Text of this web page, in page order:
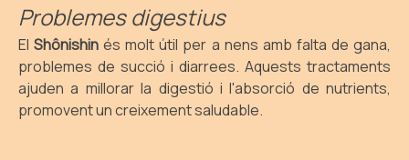
Problemes digestius
ElShônishinés molt útil per a nens amb falta de gana,
problemes de succió i diarrees. Aquests tractaments
ajuden a millorar la digestió i l'absorció de nutrients,
promovent un creixement saludable.